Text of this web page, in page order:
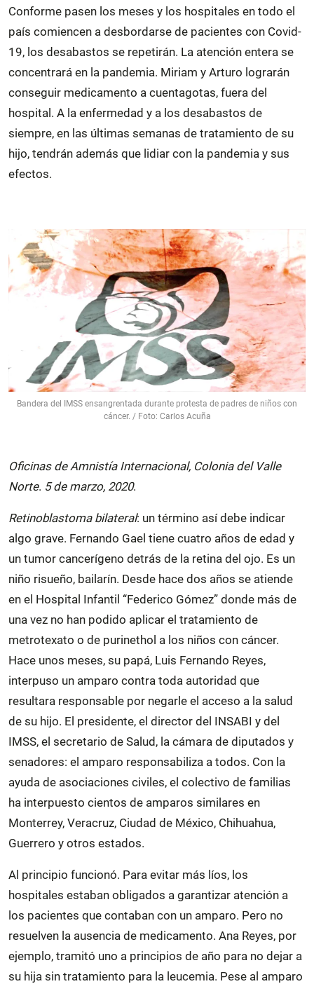
Conforme pasen los meses y los hospitales en todo el
país comiencen a desbordarse de pacientes con Covid-
19, los desabastos se repetirán. La atención entera se
concentrará en la pandemia. Miriam y Arturo lograrán
conseguir medicamento a cuentagotas, fuera del
hospital. A la enfermedad y a los desabastos de
siempre, en las últimas semanas de tratamiento de su
hijo, tendrán además que lidiar con la pandemia y sus
efectos.
Bandera del IMSS ensangrentada durante protesta de padres de niños con
cáncer. / Foto: Carlos Acuña
Oficinas de Amnistía Internacional, Colonia del Valle
Norte. 5 de marzo, 2020.
Retinoblastoma bilateral: un término así debe indicar
algo grave. Fernando Gael tiene cuatro años de edad y
un tumor cancerígeno detrás de la retina del ojo. Es un
niño risueño, bailarín. Desde hace dos años se atiende
en el Hospital Infantil “Federico Gómez” donde más de
una vez no han podido aplicar el tratamiento de
metrotexato o de purinethol a los niños con cáncer.
Hace unos meses, su papá, Luis Fernando Reyes,
interpuso un amparo contra toda autoridad que
resultara responsable por negarle el acceso a la salud
de su hijo. El presidente, el director del INSABI y del
IMSS, el secretario de Salud, la cámara de diputados y
senadores: el amparo responsabiliza a todos. Con la
ayuda de asociaciones civiles, el colectivo de familias
ha interpuesto cientos de amparos similares en
Monterrey, Veracruz, Ciudad de México, Chihuahua,
Guerrero y otros estados.
Al principio funcionó. Para evitar más líos, los
hospitales estaban obligados a garantizar atención a
los pacientes que contaban con un amparo. Pero no
resuelven la ausencia de medicamento. Ana Reyes, por
ejemplo, tramitó uno a principios de año para no dejar a
su hija sin tratamiento para la leucemia. Pese al amparo